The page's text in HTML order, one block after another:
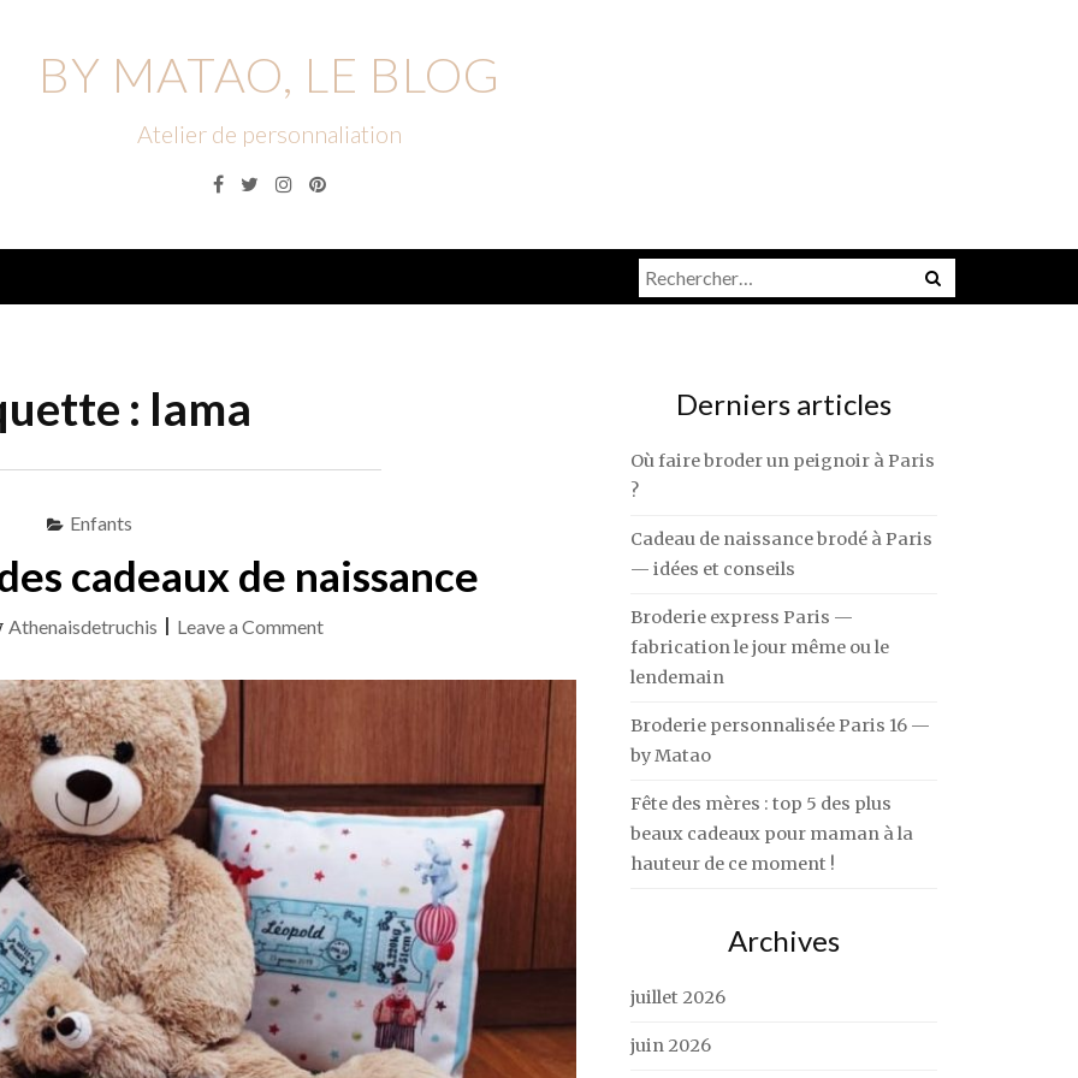
BY MATAO, LE BLOG
Atelier de personnaliation
Facebook
TwitterInstagram
Pinterest
Rechercher :
: lama
Enfants
cadeaux de naissance
Athenaisdetruchis Leave a Commenton
des
cadeaux
de
naissance
Derniers articles
Où faire broder un peignoir à Paris
?
Cadeau de naissance brodé à Paris
— idées et conseils
Broderie express Paris —
fabrication le jour même ou le
lendemain
Broderie personnalisée Paris 16 —
by Matao
Fête des mères : top 5 des plus
beaux cadeaux pour maman à la
hauteur de ce moment !
Archives
juillet 2026
juin 2026